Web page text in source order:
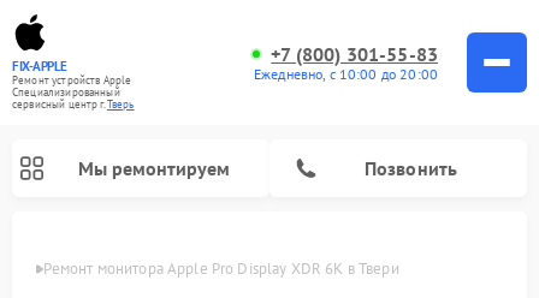
FIX-APPLE
Ремонт устройств Apple
Специализированный
cервисный центр г.Тверь
+7 (800) 301-55-83
Ежедневно, с 10:00 до 20:00
Мы ремонтируем Позвонить
Ремонт монитора Apple Pro Display XDR 6K в Твери